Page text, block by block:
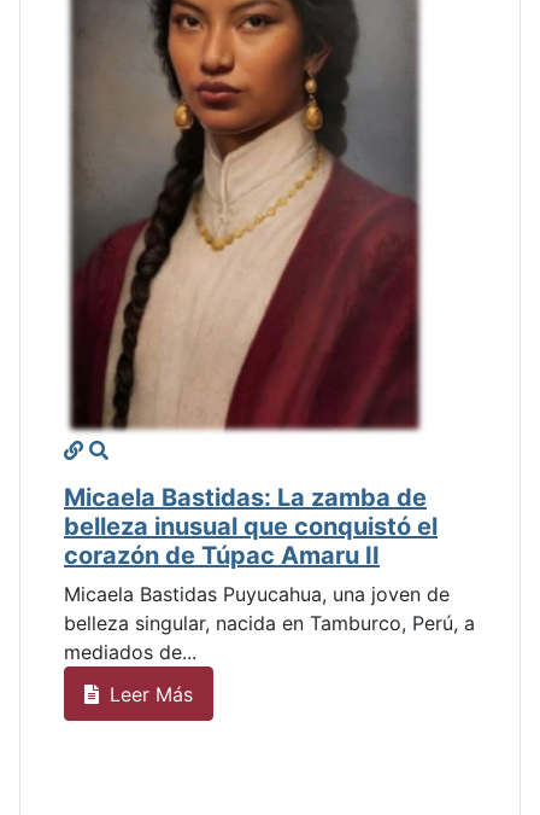
Micaela Bastidas: La zamba de
belleza inusual que conquistó el
corazón de Túpac Amaru II
Micaela Bastidas Puyucahua, una joven de
belleza singular, nacida en Tamburco, Perú, a
mediados de...
Leer Más